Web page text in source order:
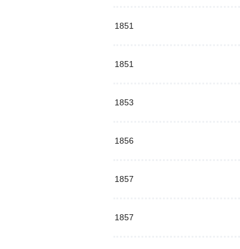
1851
1851
1853
1856
1857
1857